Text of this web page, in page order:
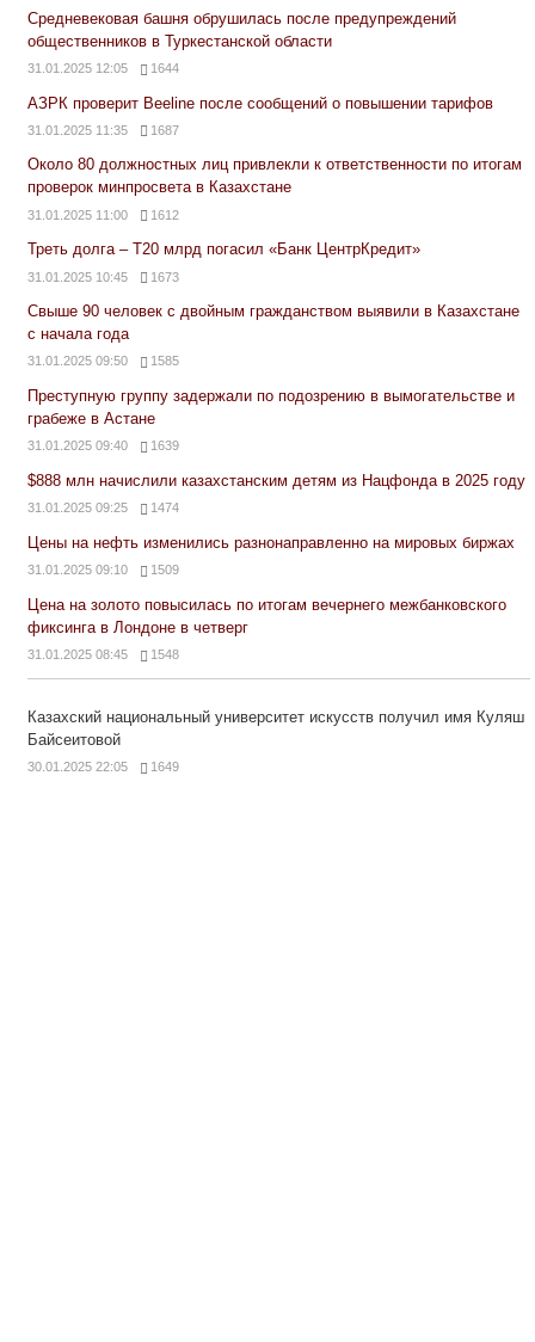
Средневековая башня обрушилась после предупреждений
общественников в Туркестанской области
31.01.2025 12:05 1644
АЗРК проверит Beeline после сообщений о повышении тарифов
31.01.2025 11:35 1687
Около 80 должностных лиц привлекли к ответственности по итогам
проверок минпросвета в Казахстане
31.01.2025 11:00 1612
Треть долга – Т20 млрд погасил «Банк ЦентрКредит»
31.01.2025 10:45 1673
Свыше 90 человек с двойным гражданством выявили в Казахстане
с начала года
31.01.2025 09:50 1585
Преступную группу задержали по подозрению в вымогательстве и
грабеже в Астане
31.01.2025 09:40 1639
$888 млн начислили казахстанским детям из Нацфонда в 2025 году
31.01.2025 09:25 1474
Цены на нефть изменились разнонаправленно на мировых биржах
31.01.2025 09:10 1509
Цена на золото повысилась по итогам вечернего межбанковского
фиксинга в Лондоне в четверг
31.01.2025 08:45 1548
Казахский национальный университет искусств получил имя Куляш
Байсеитовой
30.01.2025 22:05 1649